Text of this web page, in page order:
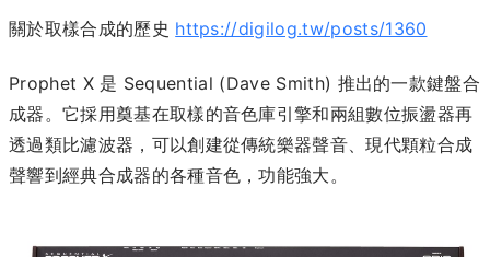
關於取樣合成的歷史 https://digilog.tw/posts/1360
Prophet X 是 Sequential (Dave Smith) 推出的一款鍵盤合
成器。它採用奠基在取樣的音色庫引擎和兩組數位振盪器再
透過類比濾波器，可以創建從傳統樂器聲音、現代顆粒合成
聲響到經典合成器的各種音色，功能強大。